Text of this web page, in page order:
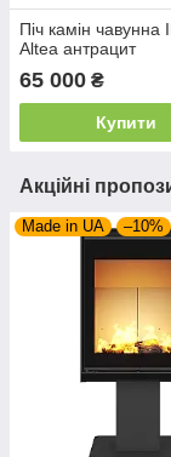
Піч камін чавунна
Altea антрацит
65 000 ₴
Купити
Акційні
Made in UA –10%